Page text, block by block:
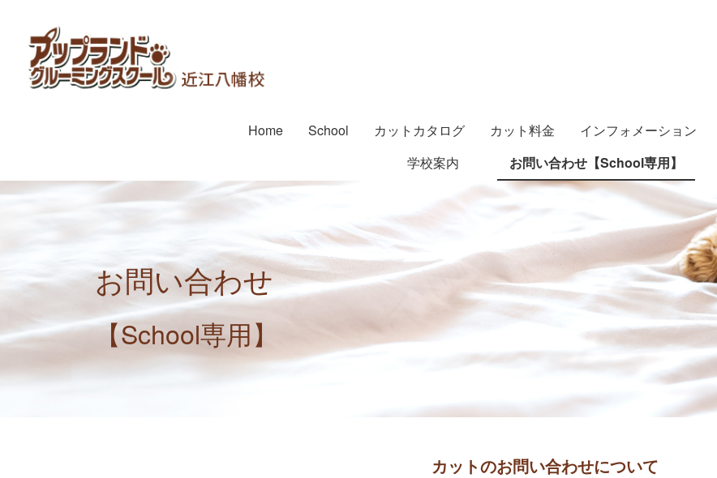
Home School カットカタログ カット料金 インフォメーション
学校案内
お問い合わせ【School専用】
お問い合わせ
【School専用】
カットのお問い合わせについて